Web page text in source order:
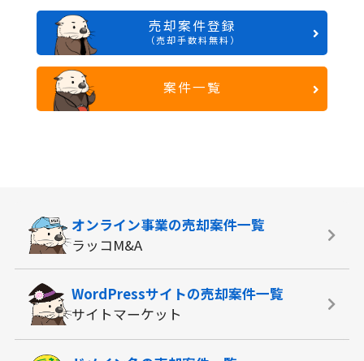
売却案件登録
（売却手数料無料）
案件一覧
オンライン事業の売却案件一覧
ラッコM&A
WordPressサイトの売却案件一覧
サイトマーケット